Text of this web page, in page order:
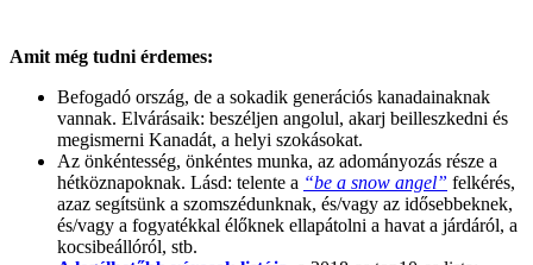
Amit még tudni érdemes:
Befogadó ország, de a sokadik generációs kanadainaknak
vannak. Elvárásaik: beszéljen angolul, akarj beilleszkedni és
megismerni Kanadát, a helyi szokásokat.
Az önkéntesség, önkéntes munka, az adományozás része a
hétköznapoknak. Lásd: telente a “be a snow angel” felkérés,
azaz segítsünk a szomszédunknak, és/vagy az idősebbeknek,
és/vagy a fogyatékkal élőknek ellapátolni a havat a járdáról, a
kocsibeállóról, stb.